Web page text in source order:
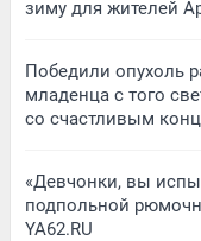
зиму для жителей
Победили опухоль
младенца с того
со счастливым
«Девчонки, вы
подпольной
YA62.RU